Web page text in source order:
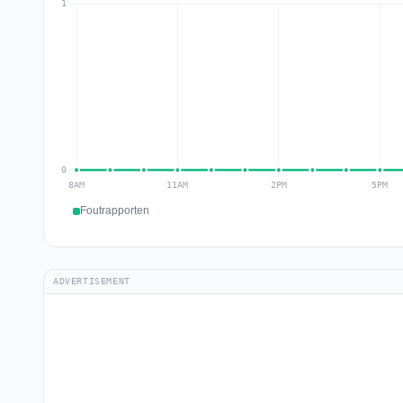
Foutrapporten
ADVERTISEMENT